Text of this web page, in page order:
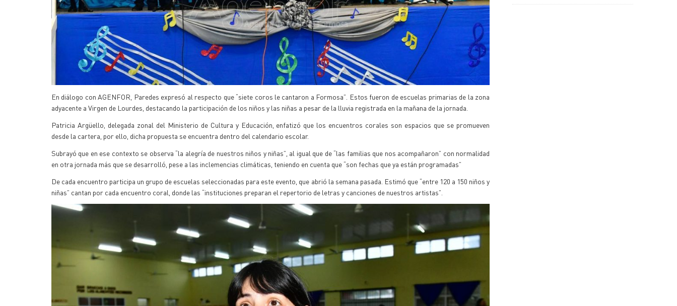
En diálogo con AGENFOR, Paredes expresó al respecto que “siete coros le cantaron a Formosa”. Estos fueron de escuelas primarias de la zona
adyacente a Virgen de Lourdes, destacando la participación de los niños y las niñas a pesar de la lluvia registrada en la mañana de la jornada.
Patricia Argüello, delegada zonal del Ministerio de Cultura y Educación, enfatizó que los encuentros corales son espacios que se promueven
desde la cartera, por ello, dicha propuesta se encuentra dentro del calendario escolar.
Subrayó que en ese contexto se observa “la alegría de nuestros niños y niñas”, al igual que de “las familias que nos acompañaron” con normalidad
en otra jornada más que se desarrolló, pese a las inclemencias climáticas, teniendo en cuenta que “son fechas que ya están programadas”
De cada encuentro participa un grupo de escuelas seleccionadas para este evento, que abrió la semana pasada. Estimó que “entre 120 a 150 niños y
niñas” cantan por cada encuentro coral, donde las “instituciones preparan el repertorio de letras y canciones de nuestros artistas”.